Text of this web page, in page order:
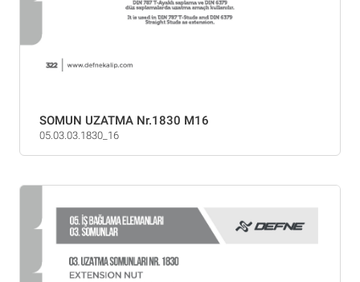
SOMUN UZATMA Nr.1830 M16
05.03.03.1830_16